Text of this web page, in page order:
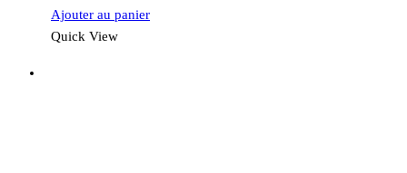
Ajouter au panier
Quick View